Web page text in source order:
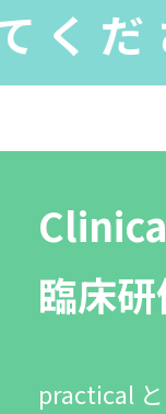
くだ
臨床
practical